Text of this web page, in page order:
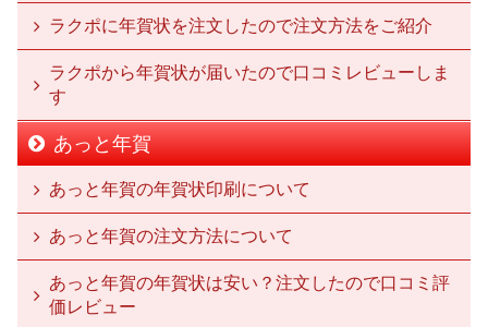
ラクポに年賀状を注文したので注文方法をご紹介
ラクポから年賀状が届いたので口コミレビューしま
す
あっと年賀
あっと年賀の年賀状印刷について
あっと年賀の注文方法について
あっと年賀の年賀状は安い？注文したので口コミ評
価レビュー